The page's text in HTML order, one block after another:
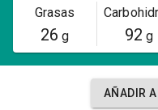
Grasas
26 g 92 g
AÑADIR